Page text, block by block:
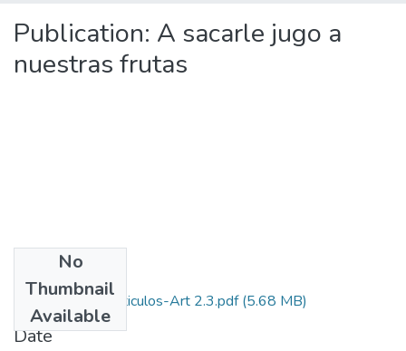
Publication: A sacarle jugo a
nuestras frutas
No
Thumbnail
Available
1988-V6-N2-Articulos-Art 2.3.pdf(5.68 MB)
Date